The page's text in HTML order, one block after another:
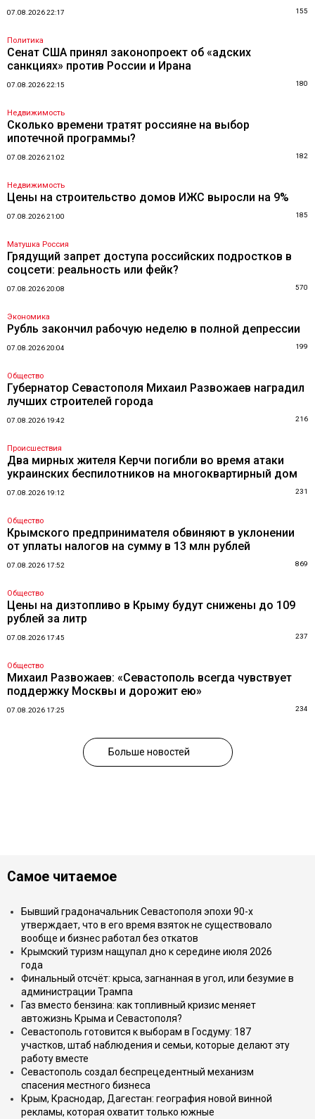
07.08.2026 22:17 155
Политика
Сенат США принял законопроект об «адских
санкциях» против России и Ирана
07.08.2026 22:15 180
Недвижимость
Сколько времени тратят россияне на выбор
ипотечной программы?
07.08.2026 21:02 182
Недвижимость
Цены на строительство домов ИЖС выросли на 9%
07.08.2026 21:00 185
Матушка Россия
Грядущий запрет доступа российских подростков в
соцсети: реальность или фейк?
07.08.2026 20:08 570
Экономика
Рубль закончил рабочую неделю в полной депрессии
07.08.2026 20:04 199
Общество
Губернатор Севастополя Михаил Развожаев наградил
лучших строителей города
07.08.2026 19:42 216
Происшествия
Два мирных жителя Керчи погибли во время атаки
украинских беспилотников на многоквартирный дом
07.08.2026 19:12 231
Общество
Крымского предпринимателя обвиняют в уклонении
от уплаты налогов на сумму в 13 млн рублей
07.08.2026 17:52 869
Общество
Цены на дизтопливо в Крыму будут снижены до 109
рублей за литр
07.08.2026 17:45 237
Общество
Михаил Развожаев: «Севастополь всегда чувствует
поддержку Москвы и дорожит ею»
07.08.2026 17:25 234
Больше новостей
Самое читаемое
Бывший градоначальник Севастополя эпохи 90-х
утверждает, что в его время взяток не существовало
вообще и бизнес работал без откатов
Крымский туризм нащупал дно к середине июля 2026
года
Финальный отсчёт: крыса, загнанная в угол, или безумие в
администрации Трампа
Газ вместо бензина: как топливный кризис меняет
автожизнь Крыма и Севастополя?
Севастополь готовится к выборам в Госдуму: 187
участков, штаб наблюдения и семьи, которые делают эту
работу вместе
Севастополь создал беспрецедентный механизм
спасения местного бизнеса
Крым, Краснодар, Дагестан: география новой винной
рекламы, которая охватит только южные